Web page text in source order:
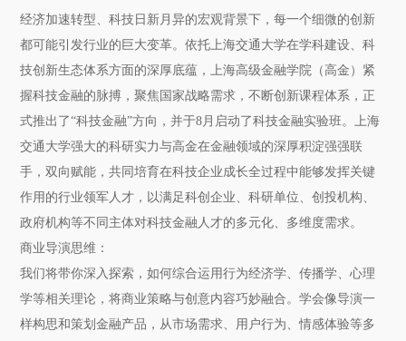
经济加速转型、科技日新月异的宏观背景下，每一个细微的创新
都可能引发行业的巨大变革。依托上海交通大学在学科建设、科
技创新生态体系方面的深厚底蕴，上海高级金融学院（高金）紧
握科技金融的脉搏，聚焦国家战略需求，不断创新课程体系，正
式推出了“科技金融”方向，并于8月启动了科技金融实验班。上海
交通大学强大的科研实力与高金在金融领域的深厚积淀强强联
手，双向赋能，共同培育在科技企业成长全过程中能够发挥关键
作用的行业领军人才，以满足科创企业、科研单位、创投机构、
政府机构等不同主体对科技金融人才的多元化、多维度需求。
商业导演思维：
我们将带你深入探索，如何综合运用行为经济学、传播学、心理
学等相关理论，将商业策略与创意内容巧妙融合。学会像导演一
样构思和策划金融产品，从市场需求、用户行为、情感体验等多